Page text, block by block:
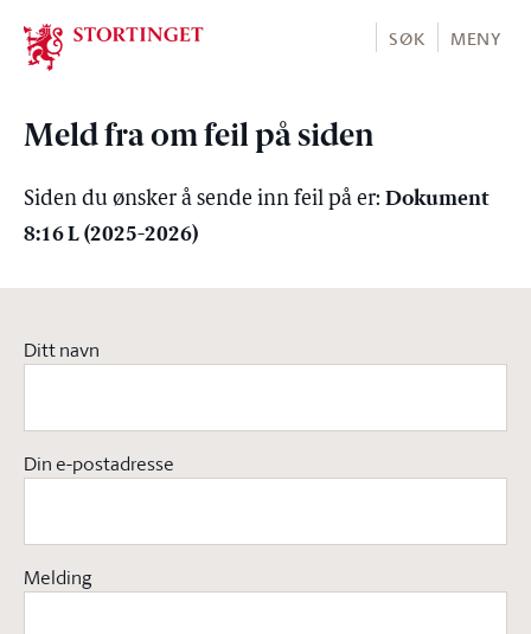
Stortinget.no
SØK MENY
Meld fra om feil på siden
Siden du ønsker å sende inn feil på er: Dokument
8:16 L (2025-2026)
Ditt navn
Din e-postadresse
Melding